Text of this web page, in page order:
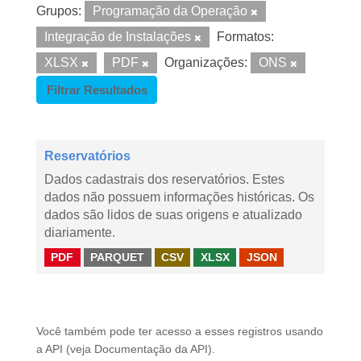
Grupos:
Programação da Operação
Integração de Instalações
Formatos:
XLSX
PDF Organizações:
ONS
Filtrar Resultados
Reservatórios
Dados cadastrais dos reservatórios. Estes
dados não possuem informações históricas. Os
dados são lidos de suas origens e atualizado
diariamente.
PDF PARQUET CSV XLSX JSON
Você também pode ter acesso a esses registros usando
a API (veja Documentação da API ).